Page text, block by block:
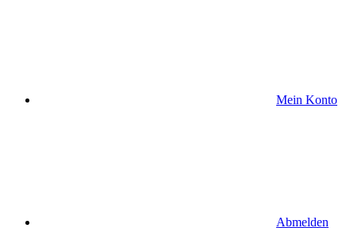
Mein Konto
Abmelden